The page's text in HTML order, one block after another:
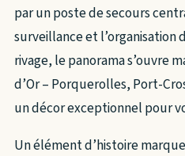
par un poste de secours
surveillance et l’organisation
rivage, le panorama s’ouvre
d’Or – Porquerolles, Port-
un décor exceptionnel pour
Un élément d’histoire